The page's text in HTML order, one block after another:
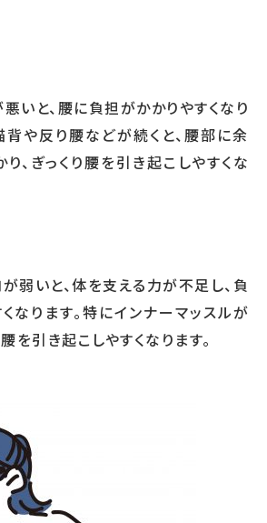
いと、腰に負担がかかりやすくなり
背や反り腰などが続くと、腰部に余
、ぎっくり腰を引き起こしやすくな
弱いと、体を支える力が不足し、負
なります。特にインナーマッスルが
を引き起こしやすくなります。